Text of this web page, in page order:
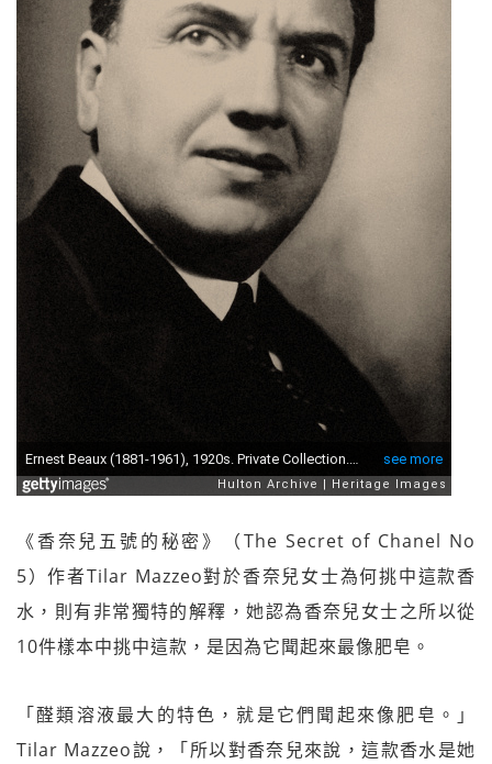
《香奈兒五號的秘密》（The Secret of Chanel No
5）作者Tilar Mazzeo對於香奈兒女士為何挑中這款香
水，則有非常獨特的解釋，她認為香奈兒女士之所以從
10件樣本中挑中這款，是因為它聞起來最像肥皂。
「醛類溶液最大的特色，就是它們聞起來像肥皂。」
Tilar Mazzeo說，「所以對香奈兒來說，這款香水是她